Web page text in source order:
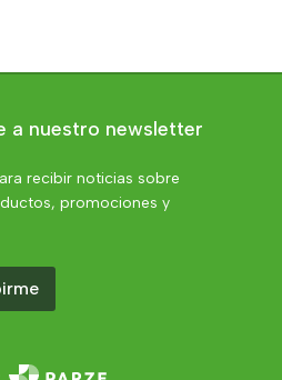
a nuestro newsletter
recibir noticias sobre
promociones y